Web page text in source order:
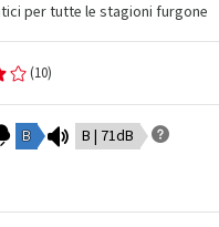
per tutte le stagioni furgone
(10)
B B | 71dB